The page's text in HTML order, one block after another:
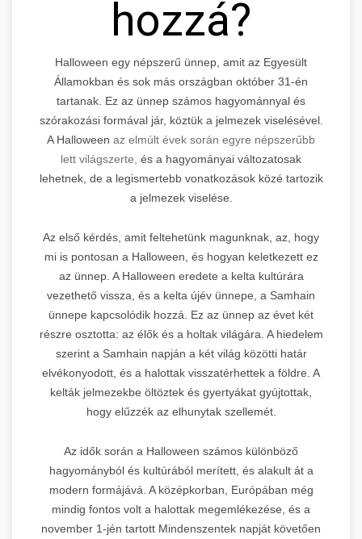
hozzá?
Halloween egy népszerű ünnep, amit az Egyesült
Államokban és sok más országban október 31-én
tartanak. Ez az ünnep számos hagyománnyal és
szórakozási formával jár, köztük a jelmezek viselésével.
A Halloween az elmúlt évek során egyre népszerűbb
lett világszerte, és a hagyományai változatosak
lehetnek, de a legismertebb vonatkozások közé tartozik
a jelmezek viselése.
Az első kérdés, amit feltehetünk magunknak, az, hogy
mi is pontosan a Halloween, és hogyan keletkezett ez
az ünnep. A Halloween eredete a kelta kultúrára
vezethető vissza, és a kelta újév ünnepe, a Samhain
ünnepe kapcsolódik hozzá. Ez az ünnep az évet két
részre osztotta: az élők és a holtak világára. A hiedelem
szerint a Samhain napján a két világ közötti határ
elvékonyodott, és a halottak visszatérhettek a földre. A
kelták jelmezekbe öltöztek és gyertyákat gyújtottak,
hogy elűzzék az elhunytak szellemét.
Az idők során a Halloween számos különböző
hagyományból és kultúrából merített, és alakult át a
modern formájává. A középkorban, Európában még
mindig fontos volt a halottak megemlékezése, és a
november 1-jén tartott Mindenszentek napját követően